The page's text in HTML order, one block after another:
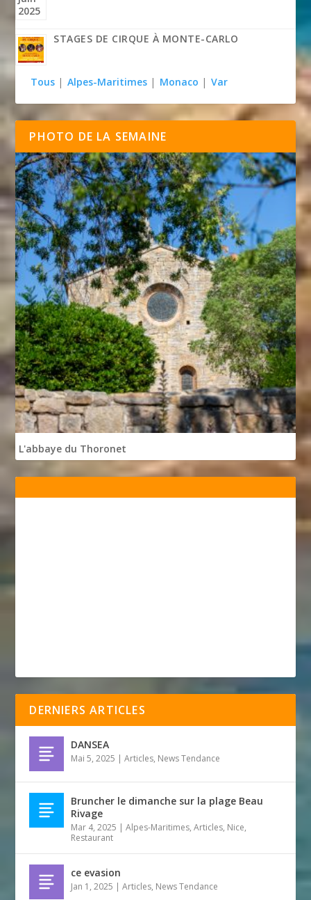
STAGES DE CIRQUE À MONTE-CARLO
Tous | Alpes-Maritimes | Monaco | Var
PHOTO DE LA SEMAINE
L'abbaye du Thoronet
DERNIERS ARTICLES
DANSEA
Mai 5, 2025 |Articles, News Tendance
Bruncher le dimanche sur la plage Beau
Rivage
Mar 4, 2025 |Alpes-Maritimes,Articles, Nice,
Restaurant
ce evasion
Jan 1, 2025 |Articles, News Tendance